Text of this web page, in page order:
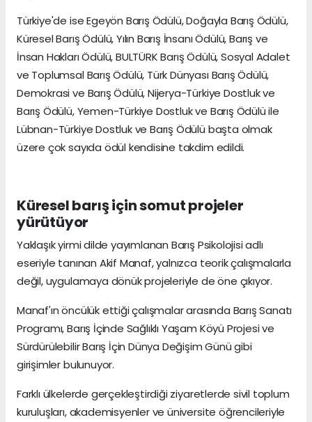
Türkiye'de ise Egeyön Barış Ödülü, Doğayla Barış Ödülü,
Küresel Barış Ödülü, Yılın Barış İnsanı Ödülü, Barış ve
İnsan Hakları Ödülü, BULTÜRK Barış Ödülü, Sosyal Adalet
ve Toplumsal Barış Ödülü, Türk Dünyası Barış Ödülü,
Demokrasi ve Barış Ödülü, Nijerya-Türkiye Dostluk ve
Barış Ödülü, Yemen-Türkiye Dostluk ve Barış Ödülü ile
Lübnan-Türkiye Dostluk ve Barış Ödülü başta olmak
üzere çok sayıda ödül kendisine takdim edildi.
Küresel barış için somut projeler
yürütüyor
Yaklaşık yirmi dilde yayımlanan Barış Psikolojisi adlı
eseriyle tanınan Akif Manaf, yalnızca teorik çalışmalarla
değil, uygulamaya dönük projeleriyle de öne çıkıyor.
Manaf'ın öncülük ettiği çalışmalar arasında Barış Sanatı
Programı, Barış İçinde Sağlıklı Yaşam Köyü Projesi ve
Sürdürülebilir Barış İçin Dünya Değişim Günü gibi
girişimler bulunuyor.
Farklı ülkelerde gerçekleştirdiği ziyaretlerde sivil toplum
kuruluşları, akademisyenler ve üniversite öğrencileriyle